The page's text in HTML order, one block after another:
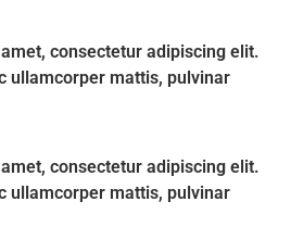
consectetur adipiscing elit.
ullamcorper mattis, pulvinar
consectetur adipiscing elit.
ullamcorper mattis, pulvinar